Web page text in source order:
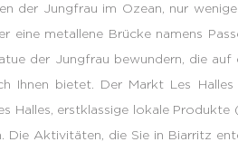
der Jungfrau im Ozean, nur
eine metallene Brücke namens
der Jungfrau bewundern, die auf
Ihnen bietet. Der Markt Les
Halles, erstklassige lokale Produkte
Die Aktivitäten, die Sie in Biarritz